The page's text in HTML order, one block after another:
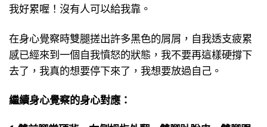
我好累喔！沒有人可以給我靠。
在身心覺察時雙腿搓出許多黑色的屑屑，自我透支疲累
感已經來到一個自我憤怒的狀態，我不要再這樣硬撐下
去了，我真的想要停下來了，我想要放過自己。
繼續身心覺察的身心對應：